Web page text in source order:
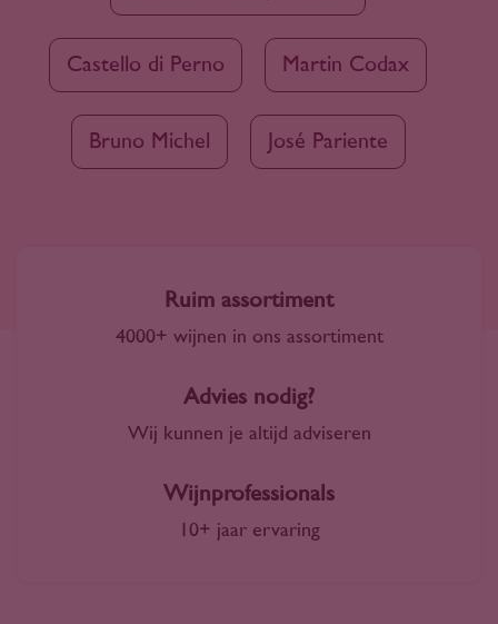
Castello di Perno Martin Codax
Bruno Michel José Pariente
Ruim assortiment
4000+ wijnen in ons assortiment
Advies nodig?
Wij kunnen je altijd adviseren
Wijnprofessionals
10+ jaar ervaring